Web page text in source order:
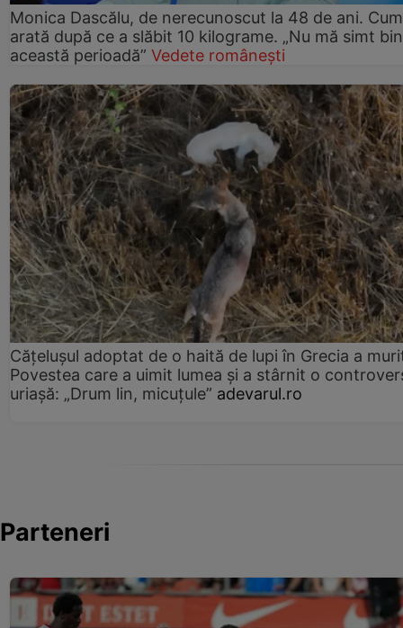
Monica Dascălu, de nerecunoscut la 48 de ani. Cum
arată după ce a slăbit 10 kilograme. „Nu mă simt
această perioadă” Vedete românești
Cățelușul adoptat de o haită de lupi în Grecia a
Povestea care a uimit lumea și a stârnit o
uriașă: „Drum lin, micuțule” adevarul.ro
Parteneri